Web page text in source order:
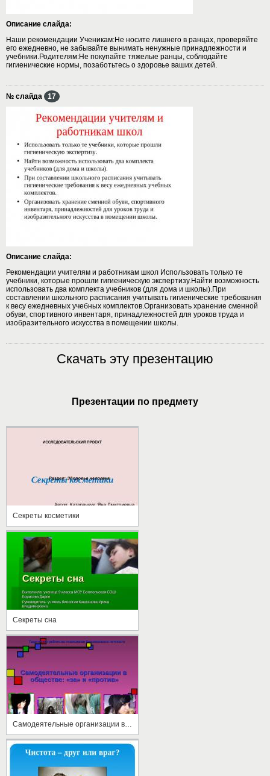
Описание слайда:
Наши рекомендации Ученикам:Не носите лишнего в ранцах, проверяйте
его ежедневно, не забывайте вынимать ненужные принадлежности и
учебники.Родителям:Не покупайте тяжелые ранцы, соблюдайте
гигиенические нормы, позаботьтесь о здоровье ваших детей.
№ слайда 17
Описание слайда:
Рекомендации учителям и работникам школ Использовать только те
учебники, которые прошли гигиеническую экспертизу.Найти возможность
использовать два комплекта учебников (для дома и школы).При
составлении школьного расписания учитывать гигиенические требования
к весу ежедневных учебных комплектов.Организовать хранение сменной
обуви, спортивного инвентаря, принадлежностей для уроков труда и
изобразительного искусства в помещении школы.
Скачать эту презентацию
Презентации по предмету
Секреты косметики
Секреты сна